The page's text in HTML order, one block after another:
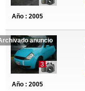
Año : 2005
anuncio
3
Año : 2005